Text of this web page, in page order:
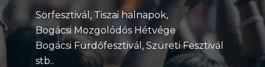
Sörfesztivál, Tiszai halnapok,
Bogácsi Mozgolódós Hétvége
Bogácsi Fürdőfesztivál, Szüreti Fesztivál
stb..